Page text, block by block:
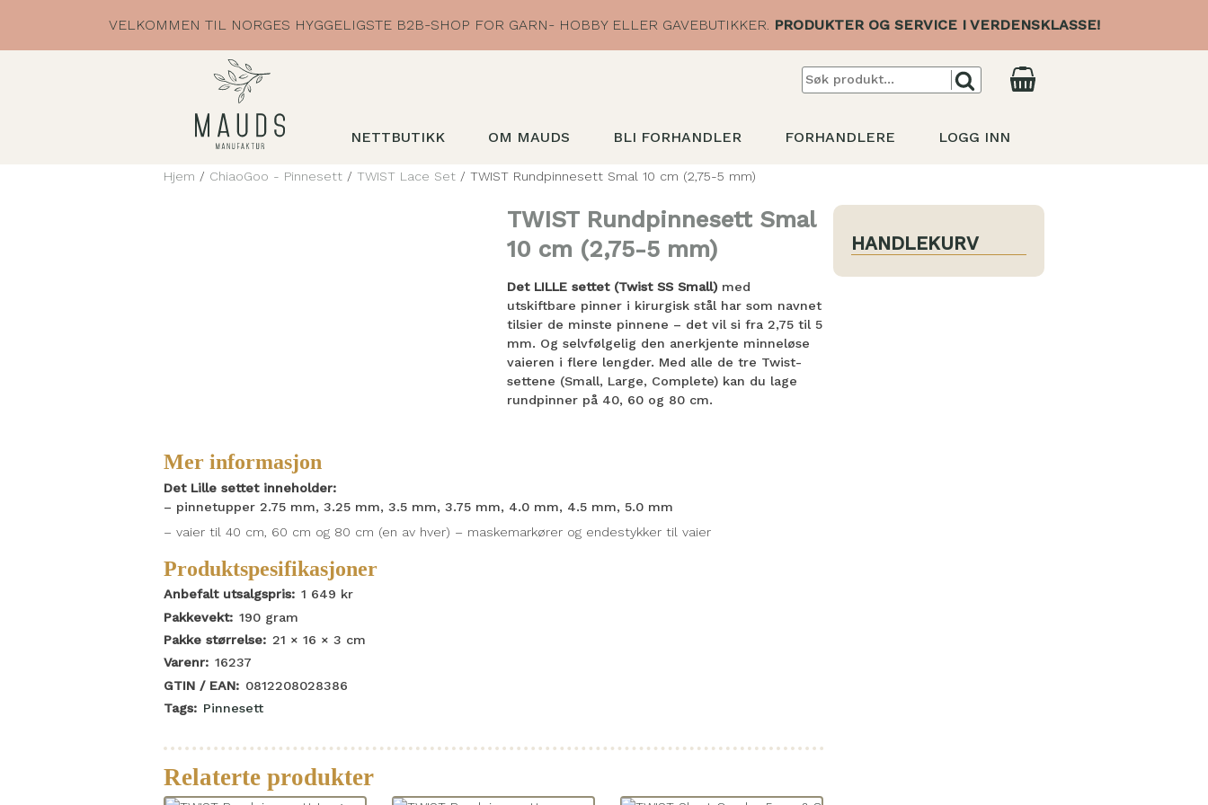
content
VELKOMMEN TIL NORGES HYGGELIGSTE B2B-SHOP FOR GARN- HOBBY ELLER GAVEBUTIKKER. PRODUKTER OG SERVICE I VERDENSKLASSE!
NETTBUTIKK OM MAUDS BLI FORHANDLER FORHANDLERE LOGG INN
Hjem / ChiaoGoo - Pinnesett / TWIST Lace Set / TWIST Rundpinnesett Smal 10 cm (2,75-5 mm)
TWIST Rundpinnesett Smal
10 cm (2,75-5 mm)
Det LILLE settet (Twist SS Small) med
utskiftbare pinner i kirurgisk stål har som navnet
tilsier de minste pinnene – det vil si fra 2,75 til 5
mm. Og selvfølgelig den anerkjente minneløse
vaieren i flere lengder. Med alle de tre Twist-
settene (Small, Large, Complete) kan du lage
rundpinner på 40, 60 og 80 cm.
Mer informasjon
Det Lille settet inneholder:
– pinnetupper 2.75 mm, 3.25 mm, 3.5 mm, 3.75 mm, 4.0 mm, 4.5 mm, 5.0 mm
– vaier til 40 cm, 60 cm og 80 cm (en av hver) – maskemarkører og endestykker til vaier
Produktspesifikasjoner
Anbefalt utsalgspris: 1 649 kr
Pakkevekt: 190 gram
Pakke størrelse: 21 × 16 × 3 cm
Varenr: 16237
GTIN / EAN: 0812208028386
Tags: Pinnesett
Relaterte produkter
HANDLEKURV